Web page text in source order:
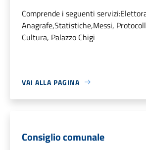
Comprende i seguenti
Anagrafe,Statistiche,Messi,
Cultura, Palazzo Chigi
VAI ALLA PAGINA
Consiglio comunale